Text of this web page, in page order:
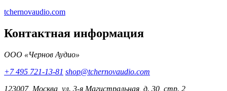
tchernovaudio.com
Контактная информация
ООО «Чернов Аудио»
+7 495 721-13-81 shop@tchernovaudio.com
123007, Москва, ул. 3-я Магистральная, д. 30, стр. 2